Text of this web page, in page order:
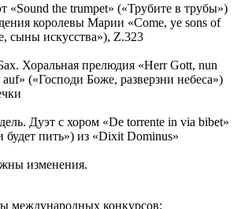
«Sound the trumpet» («Трубите в трубы»)
королевы Марии «Come, ye sons of
сыны искусства»), Z.323
Хоральная прелюдия «Herr Gott, nun
(«Господи Боже, разверзни небеса»)
Дуэт с хором «De torrente in via bibet»
будет пить») из «Dixit Dominus»
изменения.
международных конкурсов: